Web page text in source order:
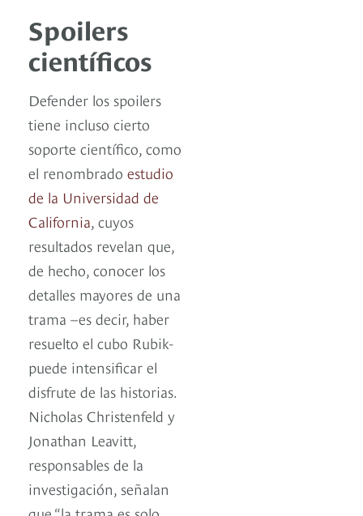
Spoilers
científicos
Defender los spoilers
tiene incluso cierto
soporte científico, como
el renombrado estudio
de la Universidad de
California, cuyos
resultados revelan que,
de hecho, conocer los
detalles mayores de una
trama –es decir, haber
resuelto el cubo Rubik-
puede intensificar el
disfrute de las historias.
Nicholas Christenfeld y
Jonathan Leavitt,
responsables de la
investigación, señalan